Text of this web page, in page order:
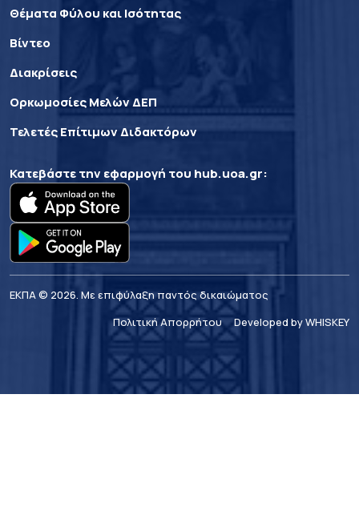
Θέματα Φύλου και Ισότητας
Βίντεο
Διακρίσεις
Ορκωμοσίες Μελών ΔΕΠ
Τελετές Επίτιμων Διδακτόρων
Κατεβάστε την εφαρμογή του hub.uoa.gr:
ΕΚΠΑ © 2026. Με επιφύλαξη παντός δικαιώματος
Πολιτική Απορρήτου
Developed by WHISKEY